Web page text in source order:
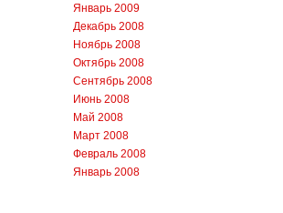
Январь 2009
Декабрь 2008
Ноябрь 2008
Октябрь 2008
Сентябрь 2008
Июнь 2008
Май 2008
Март 2008
Февраль 2008
Январь 2008